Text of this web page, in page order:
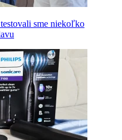
sme niekoľko